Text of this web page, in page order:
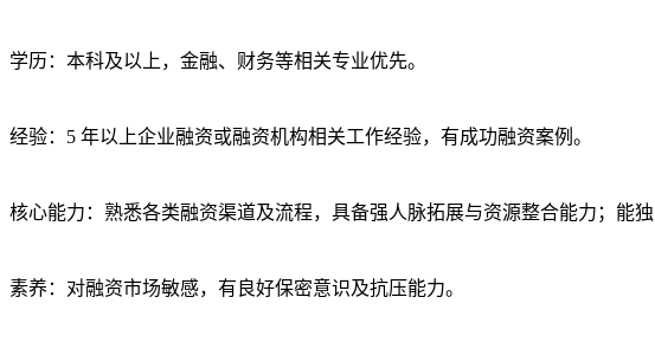
学历：本科及以上，金融、财务等相关专业优先。
经验：5 年以上企业融资或融资机构相关工作经验，有成功融资案例。
核心能力：熟悉各类融资渠道及流程，具备强人脉拓展与资源整合能力；能
素养：对融资市场敏感，有良好保密意识及抗压能力。